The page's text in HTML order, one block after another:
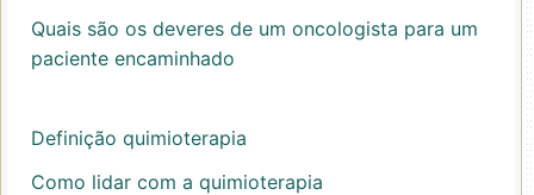
Quais são os deveres de um oncologista para um
paciente encaminhado
Definição quimioterapia
Como lidar com a quimioterapia